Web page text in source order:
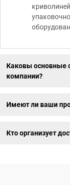
Каковы основные
компании?
Имеют ли ваши
Кто организует